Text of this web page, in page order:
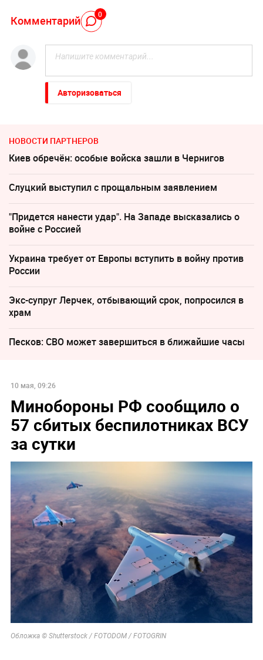
Комментарий 0
Авторизоваться
НОВОСТИ ПАРТНЕРОВ
Киев обречён: особые войска зашли в Чернигов
Слуцкий выступил с прощальным заявлением
"Придется нанести удар". На Западе высказались о
войне с Россией
Украина требует от Европы вступить в войну против
России
Экс-супруг Лерчек, отбывающий срок, попросился в
храм
Песков: СВО может завершиться в ближайшие часы
10 мая, 09:26
Минобороны РФ сообщило о
57 сбитых беспилотниках ВСУ
за сутки
Обложка © Shutterstock / FOTODOM / FOTOGRIN